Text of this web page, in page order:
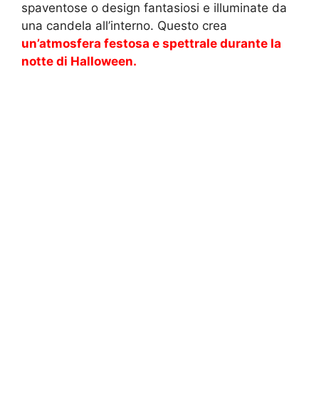
spaventose o design fantasiosi e illuminate da
una candela all’interno. Questo crea
un’atmosfera festosa e spettrale durante la
notte di Halloween.